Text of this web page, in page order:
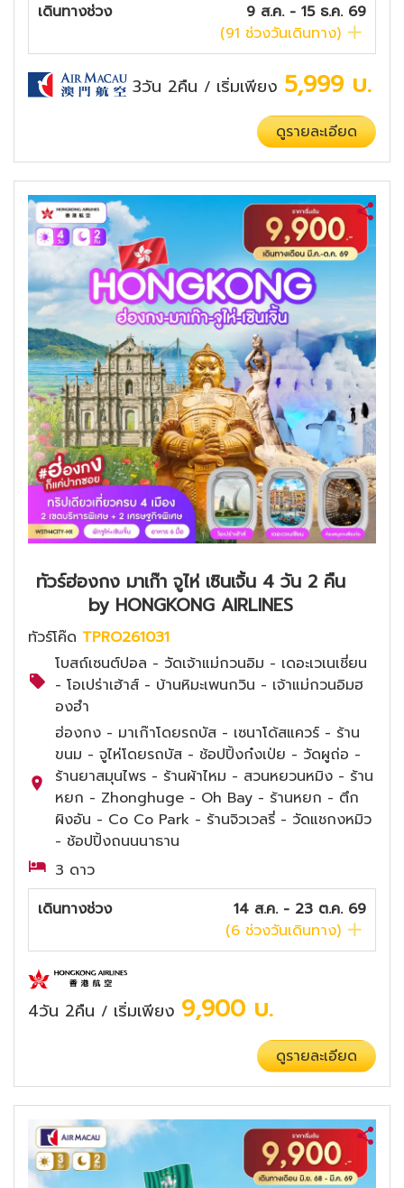
เดินทางช่วง
9 ส.ค. - 15 ธ.ค. 69
(91 ช่วงวันเดินทาง)
3วัน 2คืน / เริ่มเพียง 5,999 บ.
ดูรายละเอียด
ทัวร์ฮ่องกง มาเก๊า จูไห่ เซินเจิ้น 4 วัน 2 คืน
by HONGKONG AIRLINES
ทัวร์โค๊ด TPRO261031
โบสถ์เซนต์ปอล - วัดเจ้าแม่กวนอิม - เดอะเวเนเชี่ยน
- โอเปร่าเฮ้าส์ - บ้านหิมะเพนกวิน - เจ้าแม่กวนอิมฮ
องฮำ
ฮ่องกง - มาเก๊าโดยรถบัส - เซนาโด้สแควร์ - ร้าน
ขนม - จูไห่โดยรถบัส - ช้อปปิ้งก๋งเป่ย - วัดผูถ่อ -
ร้านยาสมุนไพร - ร้านผ้าไหม - สวนหยวนหมิง - ร้าน
หยก - Zhonghuge - Oh Bay - ร้านหยก - ตึก
ผิงอัน - Co Co Park - ร้านจิวเวลรี่ - วัดแชกงหมิว
- ช้อปปิ้งถนนนาธาน
3 ดาว
เดินทางช่วง
14 ส.ค. - 23 ต.ค. 69
(6 ช่วงวันเดินทาง)
4วัน 2คืน / เริ่มเพียง 9,900 บ.
ดูรายละเอียด